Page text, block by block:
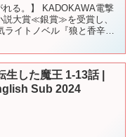
れる。】 KADOKAWA電撃
説大賞≪銀賞≫を受賞し、
ライトノベル『狼と香辛
生した魔王 1-13話 |
Sub 2024